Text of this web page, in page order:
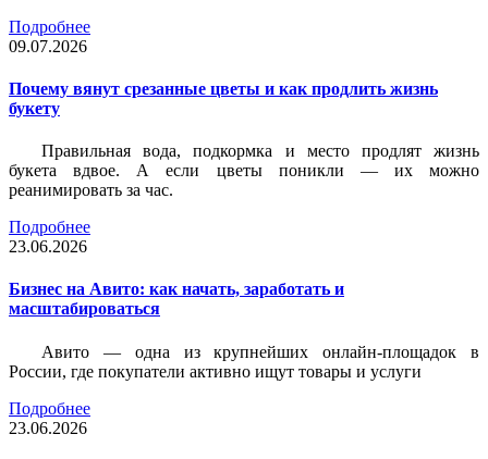
Подробнее
09.07.2026
Почему вянут срезанные цветы и как продлить жизнь
букету
Правильная вода, подкормка и место продлят жизнь
букета вдвое. А если цветы поникли — их можно
реанимировать за час.
Подробнее
23.06.2026
Бизнес на Авито: как начать, заработать и
масштабироваться
Авито — одна из крупнейших онлайн-площадок в
России, где покупатели активно ищут товары и услуги
Подробнее
23.06.2026